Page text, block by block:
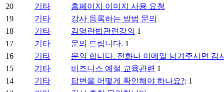
20
기타
홈페이지 이미지 사용 요청
19
기타
강사 등록하는 방법 문의
18
기타 김영란법관련강의 1
17
기타 문의 드립니다. 1
16
기타
문의 합니다. 전화나 이메일 남겨주시면 감
15
기타 비즈니스 예절 교육관련 1
14
기타 답변을 어떻게 확인해야 하나요?; 1